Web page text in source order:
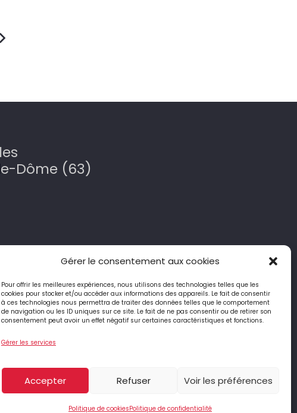
Gérer le consentement aux cookies
Pour offrir les meilleures expériences, nous utilisons des technologies telles que les
cookies pour stocker et/ou accéder aux informations des appareils. Le fait de consentir
à ces technologies nous permettra de traiter des données telles que le comportement
de navigation ou les ID uniques sur ce site. Le fait de ne pas consentir ou de retirer son
consentement peut avoir un effet négatif sur certaines caractéristiques et fonctions.
Gérer les services
Accepter Refuser Voir les préférences
Politique de cookiesPolitique de confidentialité
Dôme (63)
4 Place Jean-Antoine Pourtier
63890 ST-AMANT-ROCHE-SAVINE
|Politique des Cookies